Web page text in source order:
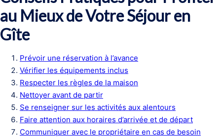
au Mieux de Votre Séjour en
Gîte
Prévoir une réservation à l’avance
Vérifier les équipements inclus
Respecter les règles de la maison
Nettoyer avant de partir
Se renseigner sur les activités aux alentours
Faire attention aux horaires d’arrivée et de départ
Communiquer avec le propriétaire en cas de besoin